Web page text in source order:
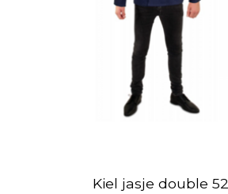
Kiel jasje double 52